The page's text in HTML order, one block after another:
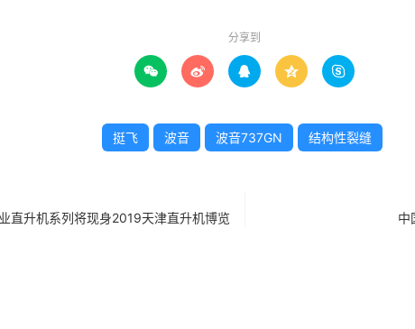
分享到
    
挺飞 波音 波音737GN 结构性裂缝
直升机系列将现身2019天津直升机博览
中